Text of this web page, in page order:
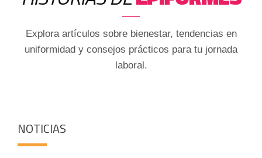
Explora artículos sobre bienestar, tendencias en
uniformidad y consejos prácticos para tu jornada
laboral.
NOTICIAS